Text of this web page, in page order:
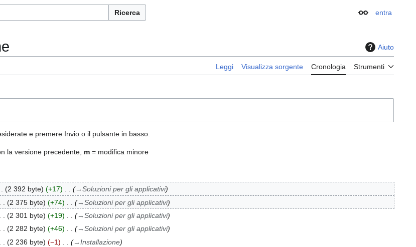
Ricerca Aspetto
entra
Aiuto
Leggi Visualizza sorgente Cronologia Strumenti
e premere Invio o il pulsante in basso.
la versione precedente, m = modifica minore
2 392 byte +17 →Soluzioni per gli applicativi
2 375 byte +74 →Soluzioni per gli applicativi
2 301 byte +19 →Soluzioni per gli applicativi
2 282 byte +46 →Soluzioni per gli applicativi
2 236 byte −1 →Installazione